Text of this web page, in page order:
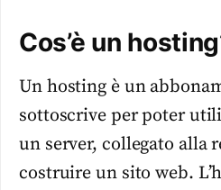
Cos’è un
Un hosting è un
sottoscrive per poter
un server, collegato alla
costruire un sito web.